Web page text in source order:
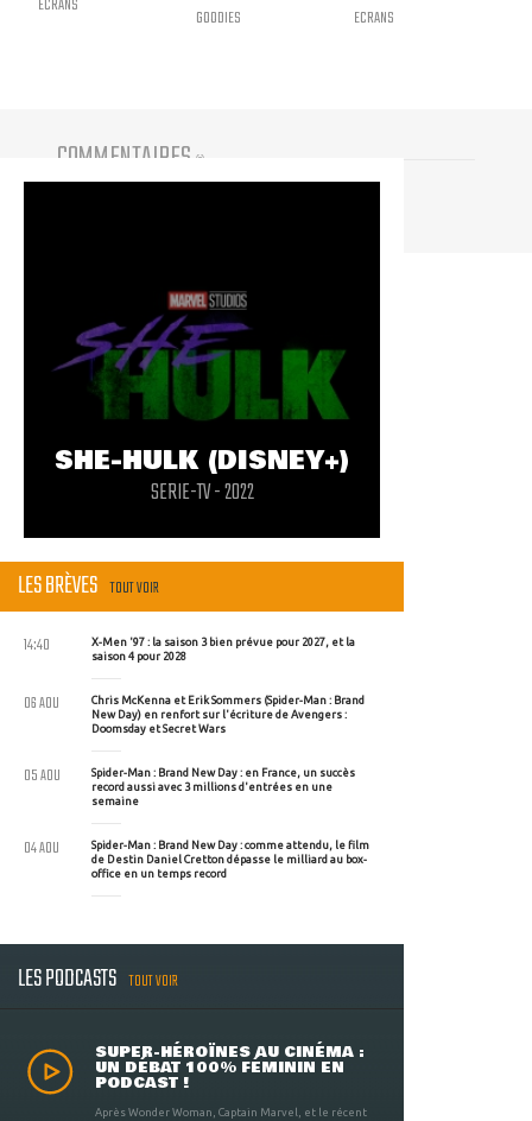
GOODIES ECRANS
COMMENTAIRES (0)
SHE-HULK (DISNEY+)
SERIE-TV - 2022
LES BRÈVES TOUT VOIR
X-Men '97 : la saison 3 bien prévue pour 2027, et la
saison 4 pour 2028
14:40
Chris McKenna et Erik Sommers (Spider-Man : Brand
New Day) en renfort sur l'écriture de Avengers :
Doomsday et Secret Wars
06 AOU
Spider-Man : Brand New Day : en France, un succès
record aussi avec 3 millions d'entrées en une
semaine
05 AOU
Spider-Man : Brand New Day : comme attendu, le film
de Destin Daniel Cretton dépasse le milliard au box-
office en un temps record
04 AOU
LES PODCASTS TOUT VOIR
SUPER-HÉROÏNES AU CINÉMA :
UN DÉBAT 100% FÉMININ EN
PODCAST !
Après Wonder Woman, Captain Marvel, et le récent